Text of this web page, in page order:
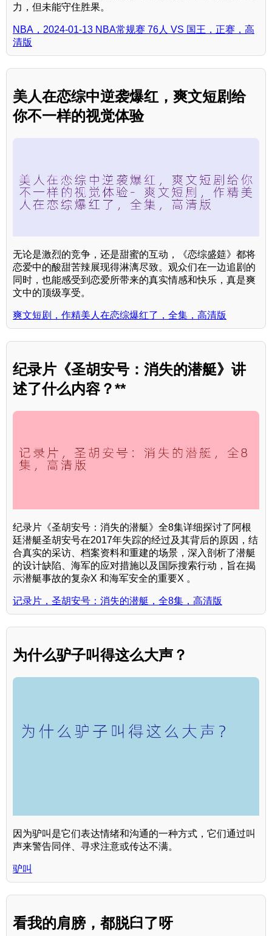
力，但未能守住胜果。
NBA，2024-01-13 NBA常规赛 76人 VS 国王，正赛，高
清版
美人在恋综中逆袭爆红，爽文短剧给
你不一样的视觉体验
无论是激烈的竞争，还是甜蜜的互动，《恋综盛筵》都将
恋爱中的酸甜苦辣展现得淋漓尽致。观众们在一边追剧的
同时，也能感受到恋爱所带来的真实情感和快乐，真是爽
文中的顶级享受。
爽文短剧，作精美人在恋综爆红了，全集，高清版
纪录片《圣胡安号：消失的潜艇》讲
述了什么内容？**
纪录片《圣胡安号：消失的潜艇》全8集详细探讨了阿根
廷潜艇圣胡安号在2017年失踪的经过及其背后的原因，结
合真实的采访、档案资料和重建的场景，深入剖析了潜艇
的设计缺陷、海军的应对措施以及国际搜索行动，旨在揭
示潜艇事故的复杂X 和海军安全的重要X 。
记录片，圣胡安号：消失的潜艇，全8集，高清版
为什么驴子叫得这么大声？
因为驴叫是它们表达情绪和沟通的一种方式，它们通过叫
声来警告同伴、寻求注意或传达不满。
驴叫
看我的肩膀，都脱臼了呀